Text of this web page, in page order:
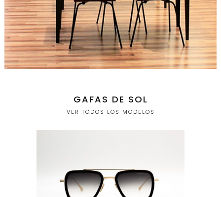
GAFAS DE SOL
VER TODOS LOS MODELOS